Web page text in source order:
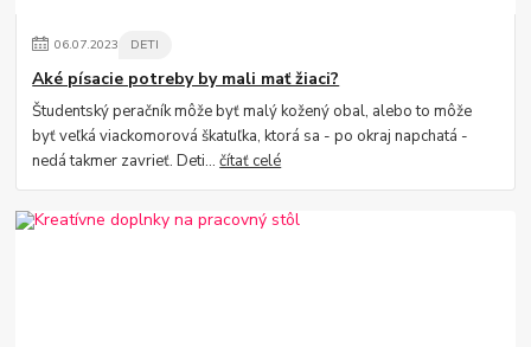
06.07.2023 DETI
Aké písacie potreby by mali mať žiaci?
Študentský peračník môže byť malý kožený obal, alebo to môže
byť veľká viackomorová škatuľka, ktorá sa - po okraj napchatá -
nedá takmer zavrieť. Deti...čítať celé